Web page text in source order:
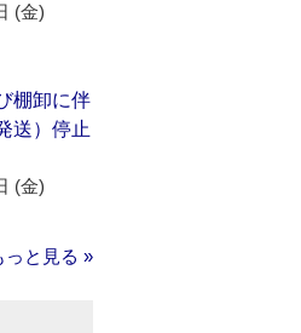
(金)
棚卸に伴
送）停止
(金)
っと見る »